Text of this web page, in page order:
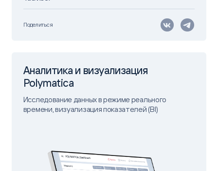
Поделиться
Аналитика и визуализация
Polymatica
Исследование данных в режиме реального
времени, визуализация показателей (BI)